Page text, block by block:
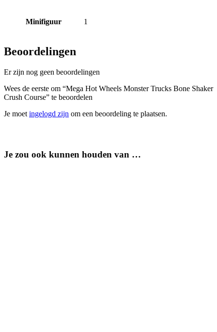
Minifiguur 1
Beoordelingen
Er zijn nog geen beoordelingen
Wees de eerste om “Mega Hot Wheels Monster Trucks Bone Shaker
Crush Course” te beoordelen
Je moet ingelogd zijn om een beoordeling te plaatsen.
Je zou ook kunnen houden van …